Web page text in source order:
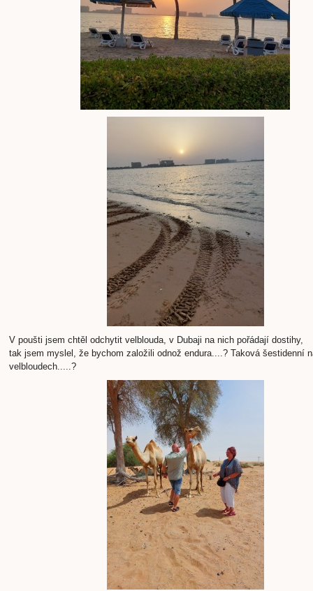
V poušti jsem chtěl odchytit velblouda, v Dubaji na nich pořádají dostihy,
tak jsem myslel, že bychom založili odnož endura....? Taková šestidenní
velbloudech.....?